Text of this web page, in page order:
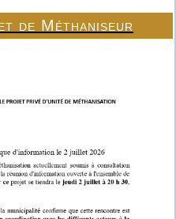
de Méthaniseur